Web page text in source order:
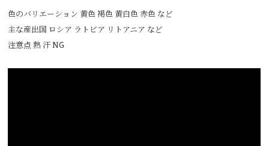
色のバリエーション 黄色 褐色 黄白色 赤色 など
主な産出国 ロシア ラトビア リトアニア など
注意点 熱 汗 NG